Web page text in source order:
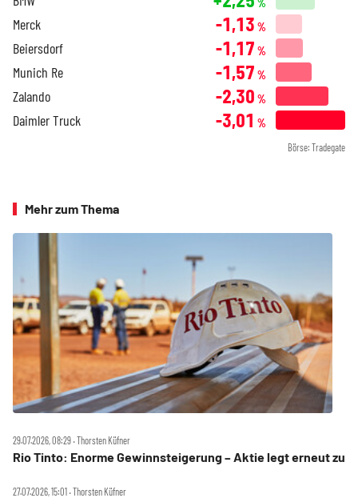
Merck -1,13 %
Beiersdorf -1,17 %
Munich Re -1,57 %
Zalando -2,30 %
Daimler Truck -3,01 %
Börse: Tradegate
Mehr zum Thema
29.07.2026, 08:29 ‧ Thorsten Küfner
Rio Tinto: Enorme Gewinnsteigerung – Aktie legt erneut zu
27.07.2026, 15:01 ‧ Thorsten Küfner